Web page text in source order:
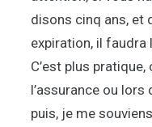
disons cinq ans, et
expiration, il faudra
C’est plus
l’assurance ou lors
puis, je me